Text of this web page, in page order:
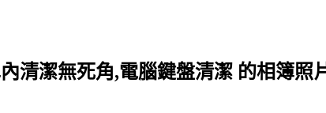
清潔無死角,電腦鍵盤清潔 的相簿照